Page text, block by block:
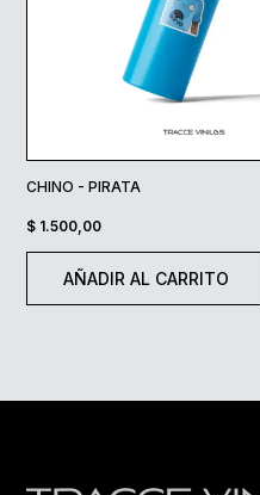
CHINO - PIRATA
$ 1.500,00
AÑADIR AL CARRITO